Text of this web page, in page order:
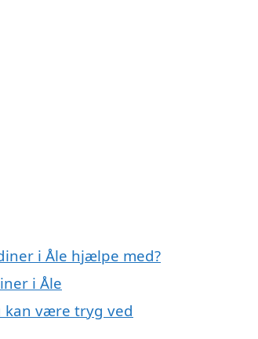
i Åle hjælpe med?
i Åle
kan være tryg ved